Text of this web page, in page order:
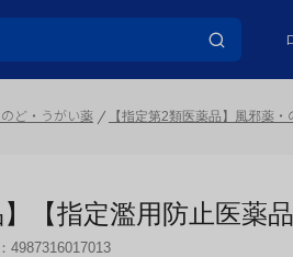
ど・うがい薬 【指定第2類医薬品】風邪薬
】【指定濫用防止医薬
4987316017013